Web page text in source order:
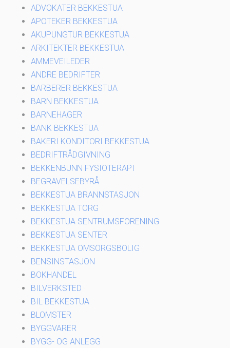
ADVOKATER BEKKESTUA
APOTEKER BEKKESTUA
AKUPUNGTUR BEKKESTUA
ARKITEKTER BEKKESTUA
AMMEVEILEDER
ANDRE BEDRIFTER
BARBERER BEKKESTUA
BARN BEKKESTUA
BARNEHAGER
BANK BEKKESTUA
BAKERI KONDITORI BEKKESTUA
BEDRIFTRÅDGIVNING
BEKKENBUNN FYSIOTERAPI
BEGRAVELSEBYRÅ
BEKKESTUA BRANNSTASJON
BEKKESTUA TORG
BEKKESTUA SENTRUMSFORENING
BEKKESTUA SENTER
BEKKESTUA OMSORGSBOLIG
BENSINSTASJON
BOKHANDEL
BILVERKSTED
BIL BEKKESTUA
BLOMSTER
BYGGVARER
BYGG- OG ANLEGG